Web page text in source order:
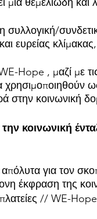
συλλογική/
ευρείας
Hope , μαζί με
στην κοινωνική
κοινωνική
απόλυτα για τον
έκφραση της
// WE-Hope